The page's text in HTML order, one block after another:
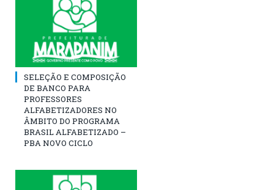
SELEÇÃO E COMPOSIÇÃO
DE BANCO PARA
PROFESSORES
ALFABETIZADORES NO
ÂMBITO DO PROGRAMA
BRASIL ALFABETIZADO –
PBA NOVO CICLO